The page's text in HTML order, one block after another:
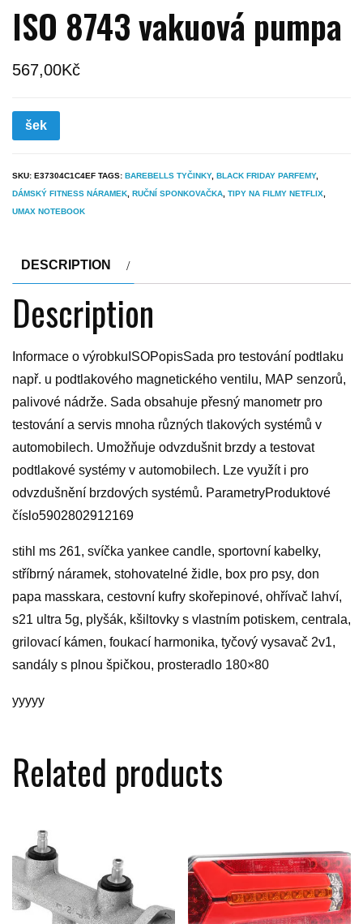
ISO 8743 vakuová pumpa
567,00Kč
šek
SKU: E37304C1C4EF TAGS: BAREBELLS TYČINKY, BLACK FRIDAY PARFEMY,
DÁMSKÝ FITNESS NÁRAMEK RUČNÍ SPONKOVAČKA TIPY NA FILMY NETFLIX
UMAX NOTEBOOK
DESCRIPTION
Description
Informace o výrobkuISOPopisSada pro testování podtlaku
např. u podtlakového magnetického ventilu, MAP senzorů,
palivové nádrže. Sada obsahuje přesný manometr pro
testování a servis mnoha různých tlakových systémů v
automobilech. Umožňuje odvzdušnit brzdy a testovat
podtlakové systémy v automobilech. Lze využít i pro
odvzdušnění brzdových systémů. ParametryProduktové
číslo5902802912169
stihl ms 261, svíčka yankee candle, sportovní kabelky,
stříbrný náramek, stohovatelné židle, box pro psy, don
papa masskara, cestovní kufry skořepinové, ohřívač lahví,
s21 ultra 5g, plyšák, kšiltovky s vlastním potiskem, centrala,
grilovací kámen, foukací harmonika, tyčový vysavač 2v1,
sandály s plnou špičkou, prosteradlo 180×80
yyyyy
Related products